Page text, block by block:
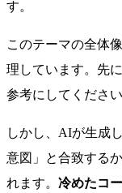
す。
このテーマの全体像
理しています。先
参考にしてください
しかし、AIが生成
意図」と合致する
れます。 冷めたコ